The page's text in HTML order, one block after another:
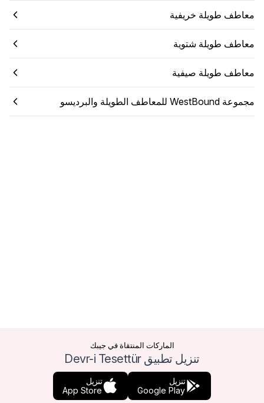
معاطف طويلة خريفية
معاطف طويلة شتوية
معاطف طويلة صيفية
مجموعة WestBound للمعاطف الطويلة والبرديسو
الماركات المنتقاة في جيبك
تنزيل تطبيق Devr-i Tesettür
تنزيل
Google Play
تنزيل
App Store